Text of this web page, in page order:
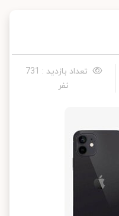
تعداد بازدید : 731
نفر